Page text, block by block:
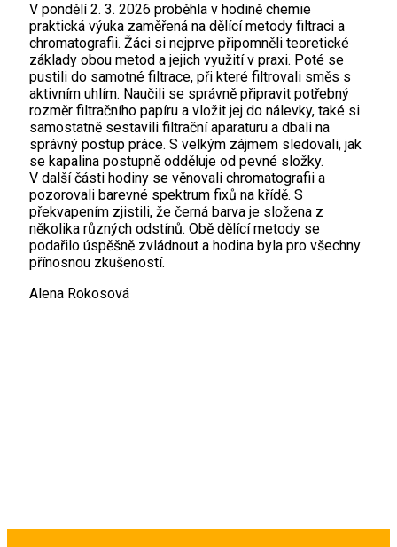
V pondělí 2. 3. 2026 proběhla v hodině chemie
praktická výuka zaměřená na dělící metody filtraci a
chromatografii. Žáci si nejprve připomněli teoretické
základy obou metod a jejich využití v praxi. Poté se
pustili do samotné filtrace, při které filtrovali směs s
aktivním uhlím. Naučili se správně připravit potřebný
rozměr filtračního papíru a vložit jej do nálevky, také si
samostatně sestavili filtrační aparaturu a dbali na
správný postup práce. S velkým zájmem sledovali, jak
se kapalina postupně odděluje od pevné složky.
V další části hodiny se věnovali chromatografii a
pozorovali barevné spektrum fixů na křídě. S
překvapením zjistili, že černá barva je složena z
několika různých odstínů. Obě dělící metody se
podařilo úspěšně zvládnout a hodina byla pro všechny
přínosnou zkušeností.
Alena Rokosová